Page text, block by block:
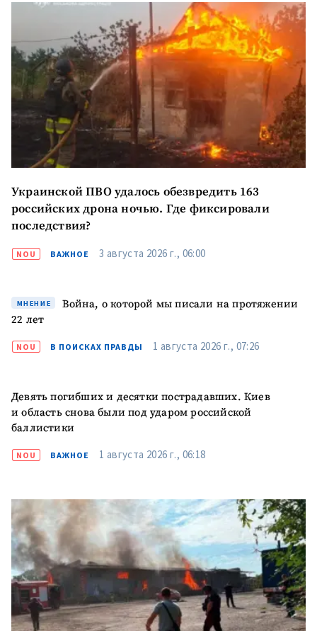
Украинской ПВО удалось обезвредить 163
российских дрона ночью. Где фиксировали
последствия?
NOU ВАЖНОЕ 3 августа 2026 г., 06:00
МНЕНИЕ
Война, о которой мы писали на протяжении
22 лет
NOU В ПОИСКАХ ПРАВДЫ 1 августа 2026 г., 07:26
Девять погибших и десятки пострадавших. Киев
и область снова были под ударом российской
баллистики
NOU ВАЖНОЕ 1 августа 2026 г., 06:18